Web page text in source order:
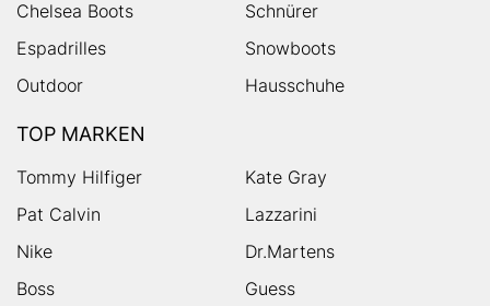
Chelsea Boots
Schnürer
Espadrilles
Snowboots
Outdoor
Hausschuhe
TOP MARKEN
Tommy Hilfiger
Kate Gray
Pat Calvin
Lazzarini
Nike
Dr.Martens
Boss
Guess